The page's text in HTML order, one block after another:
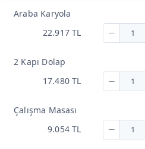
Araba Karyola
22.917 TL
2 Kapı Dolap
17.480 TL
Çalışma Masası
9.054 TL